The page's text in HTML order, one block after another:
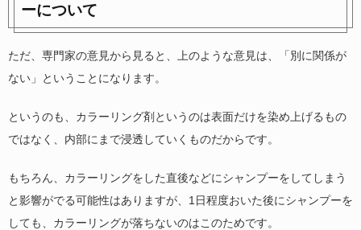
ーについて
ただ、専門家の意見から見ると、上のような意見は、「別に関係が
ない」ということになります。
というのも、カラーリング剤というのは表面だけを染め上げるもの
ではなく、内部にまで浸透していくものだからです。
もちろん、カラーリングをした直後などにシャンプーをしてしまう
と影響がでる可能性はありますが、1日程度おいた後にシャンプーを
しても、カラーリングが落ちないのはこのためです。